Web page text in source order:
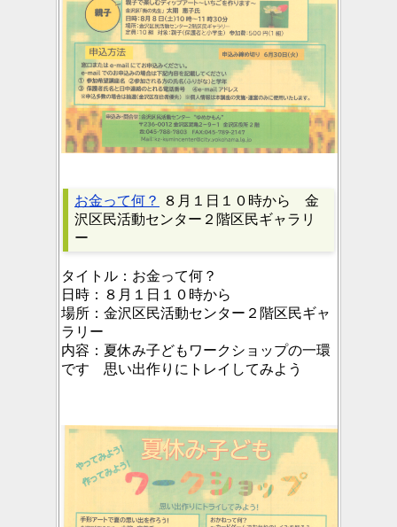
お金って何？
８月１日１０時から 金
沢区民活動センター２階区民ギャラリ
ー
タイトル： お金って何？
日時： ８月１日１０時から
場所： 金沢区民活動センター２階区民ギャ
ラリー
内容： 夏休み子どもワークショップの一環
です 思い出作りにトレイしてみよう